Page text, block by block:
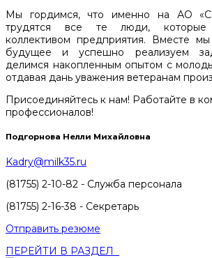
Мы гордимся, что именно на АО
трудятся все те люди, которые
коллективом предприятия. Вместе
будущее и успешно реализуем
делимся накопленным опытом с
отдавая дань уважения ветеранам
Присоединяйтесь к нам! Работайте в
профессионалов!
Подгорнова Нелли Михайловна
Kadry@milk35.ru
(81755) 2-10-82 - Служба персонала
(81755) 2-16-38 - Секретарь
Отправить резюме
ПЕРЕЙТИ В РАЗДЕЛ